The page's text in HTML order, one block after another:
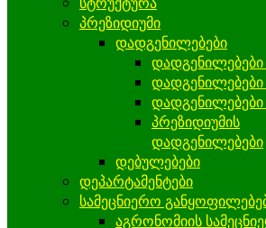
პრეზიდიუმი
დადგენილებები
პრეზიდიუმის
დადგენილებები
დებულებები
დეპარტამენტები
სამეცნიერო
აგრონომიის